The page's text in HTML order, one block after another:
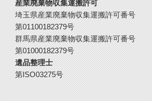
産業廃棄物収集運搬許可
埼玉県産業廃棄物収集運搬許可番号
第01100182379号
群馬県産業廃棄物収集運搬許可番号
第01000182379号
遺品整理士
第ISO03275号